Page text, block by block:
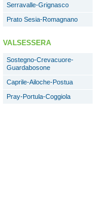
Serravalle-Grignasco
Prato Sesia-Romagnano
VALSESSERA
Sostegno-Crevacuore-
Guardabosone
Caprile-Ailoche-Postua
Pray-Portula-Coggiola